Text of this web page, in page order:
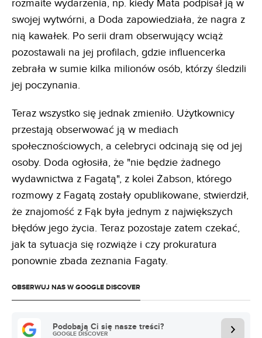
rozmaite wydarzenia, np. kiedy Mata podpisał ją w
swojej wytwórni, a Doda zapowiedziała, że nagra z
nią kawałek. Po serii dram obserwujący wciąż
pozostawali na jej profilach, gdzie influencerka
zebrała w sumie kilka milionów osób, którzy śledzili
jej poczynania.
Teraz wszystko się jednak zmieniło. Użytkownicy
przestają obserwować ją w mediach
społecznościowych, a celebryci odcinają się od jej
osoby. Doda ogłosiła, że "nie będzie żadnego
wydawnictwa z Fagatą", z kolei Żabson, którego
rozmowy z Fagatą zostały opublikowane, stwierdził,
że znajomość z Fąk była jednym z największych
błędów jego życia. Teraz pozostaje zatem czekać,
jak ta sytuacja się rozwiąże i czy prokuratura
ponownie zbada zeznania Fagaty.
OBSERWUJ NAS W GOOGLE DISCOVER
Podobają Ci się nasze treści?
GOOGLE DISCOVER